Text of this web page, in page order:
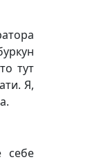
тут
Я,
себе